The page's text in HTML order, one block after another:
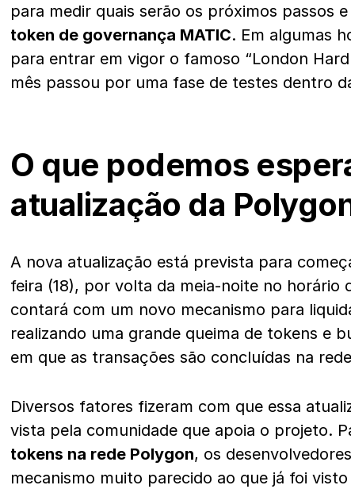
para medir quais serão os próximos passos
token de governança MATIC. Em algumas
para entrar em vigor o famoso “London
mês passou por uma fase de testes dentro
O que podemos
atualização da
A nova atualização está prevista para
feira (18), por volta da meia-noite no horário
contará com um novo mecanismo para
realizando uma grande queima de tokens e
em que as transações são concluídas na
Diversos fatores fizeram com que essa
vista pela comunidade que apoia o projeto.
tokens na rede Polygon, os
mecanismo muito parecido ao que já foi